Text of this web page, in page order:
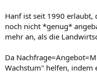
Hanf ist seit 1990 erlaubt,
noch nicht *genug*
mehr an, als die
Da
Wachstum" helfen, indem